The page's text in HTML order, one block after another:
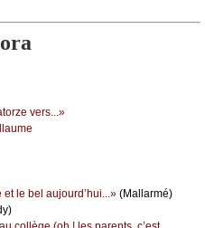
vеrs...»
lе bеl аuјоurd’hui...» (Μаllаrmé)